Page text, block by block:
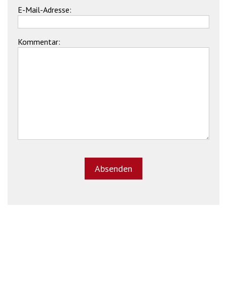
E-Mail-Adresse:
Kommentar: